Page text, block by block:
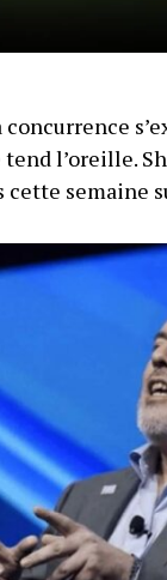
l’oreille.
cette semaine